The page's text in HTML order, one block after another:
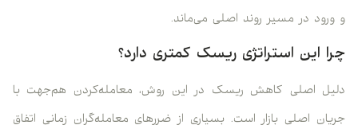
و ورود در مسیر روند اصلی می‌ماند.
چرا این استراتژی ریسک کمتری دارد؟
دلیل اصلی کاهش ریسک در این روش، معامله‌کردن هم‌جهت با
جریان اصلی بازار است. بسیاری از ضررهای معامله‌گران زمانی اتفاق